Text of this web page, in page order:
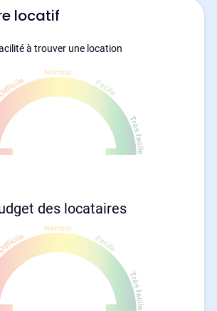
locatif
à trouver une location
des locataires